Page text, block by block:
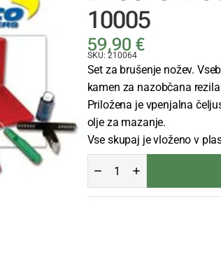
10005
59,90 €
SKU: 210064
Set za brušenje nožev.
kamen za nazobčana
Priložena je vpenjalna
olje za mazanje.
Vse skupaj je vloženo v
BRUSI
GATCO
PROFESSIONAL
10005